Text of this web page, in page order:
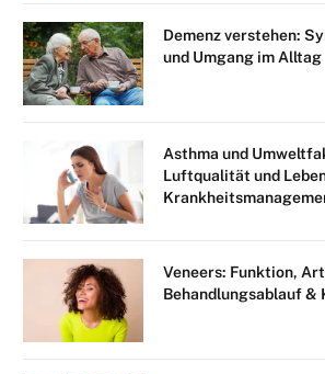
Demenz verstehen:
und Umgang im Alltag
Asthma und
Luftqualität und
Veneers: Funktion,
Behandlungsablauf &